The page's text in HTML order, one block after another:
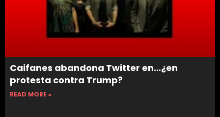
Caifanes abandona Twitter en…¿en
protesta contra Trump?
READ MORE »